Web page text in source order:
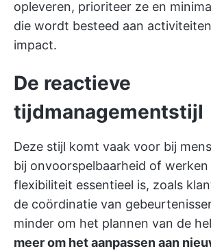
opleveren, prioriteer ze en
die wordt besteed aan
impact.
De reactieve
tijdmanagementstijl
Deze stijl komt vaak voor bij
bij onvoorspelbaarheid of
flexibiliteit essentieel is, zoals
de coördinatie van
minder om het plannen van de
meer om het aanpassen aan